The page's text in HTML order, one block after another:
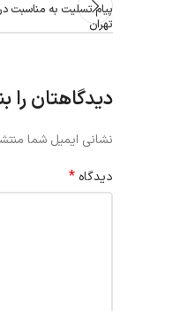
پیام تسلیت به مناسبت
تهران
دیدگاهتان را
نشانی ایمیل شما
دیدگاه *